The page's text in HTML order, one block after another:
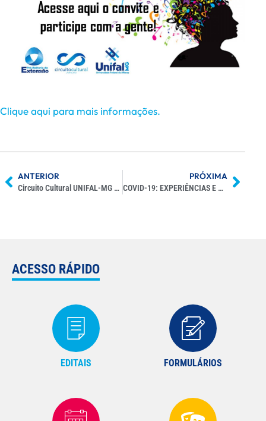
Clique aqui para mais informações.
ANTERIOR
Circuito Cultural UNIFAL-MG – Aglomerado de Artes 2° Edição
PRÓXIMA
COVID-19: EXPERIÊNCIAS E DESAFIOS EMERGENTES NO DESENVOLVIMENTO E VALIDAÇÃO DE TESTES MOLECULARES E SOROLÓGICOS.
ACESSO RÁPIDO
EDITAIS FORMULÁRIOS